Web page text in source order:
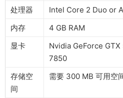
处理器
Intel Core 2 Duo or
内存
4 GB RAM
显卡
Nvidia GeForce
7850
存储空
间
需要 300 MB 可用空